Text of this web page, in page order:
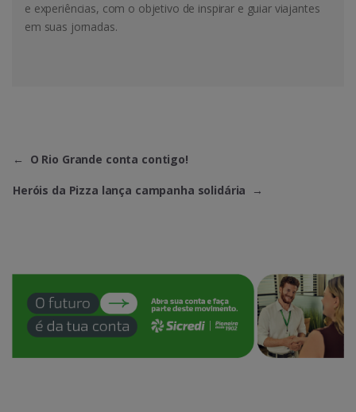
e experiências, com o objetivo de inspirar e guiar viajantes
em suas jornadas.
← O Rio Grande conta contigo!
Heróis da Pizza lança campanha solidária →